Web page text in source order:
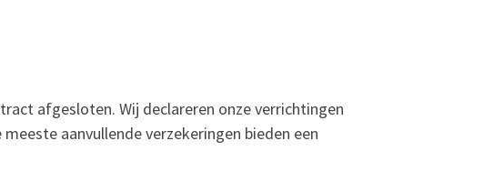
afgesloten. Wij declareren onze verrichtingen
aanvullende verzekeringen bieden een